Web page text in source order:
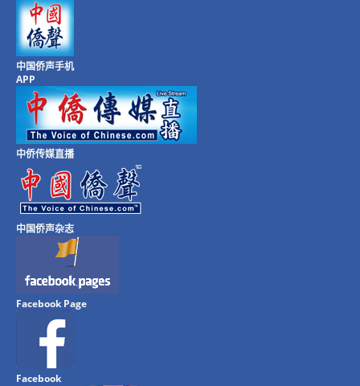
中国侨声手机
APP
中侨传媒直播
中国侨声杂志
Facebook Page
Facebook